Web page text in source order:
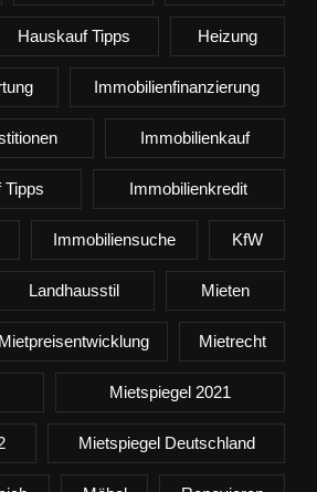
Hauskauf Tipps Heizung
Immobilienfinanzierung
Immobilienkauf
Tipps Immobilienkredit
Immobiliensuche KfW
Landhausstil Mieten
Mietpreisentwicklung Mietrecht
Mietspiegel 2021
Mietspiegel Deutschland